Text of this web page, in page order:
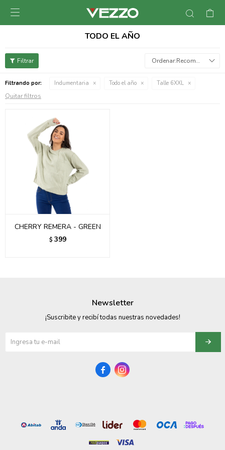

TODO EL AÑO
Recomendados
Filtrando por: Indumentaria Todo el año Talle 6XXL
Quitar filtros
CHERRY REMERA - GREEN
$ 399
Newsletter
¡Suscribite y recibí todas nuestras novedades!
 